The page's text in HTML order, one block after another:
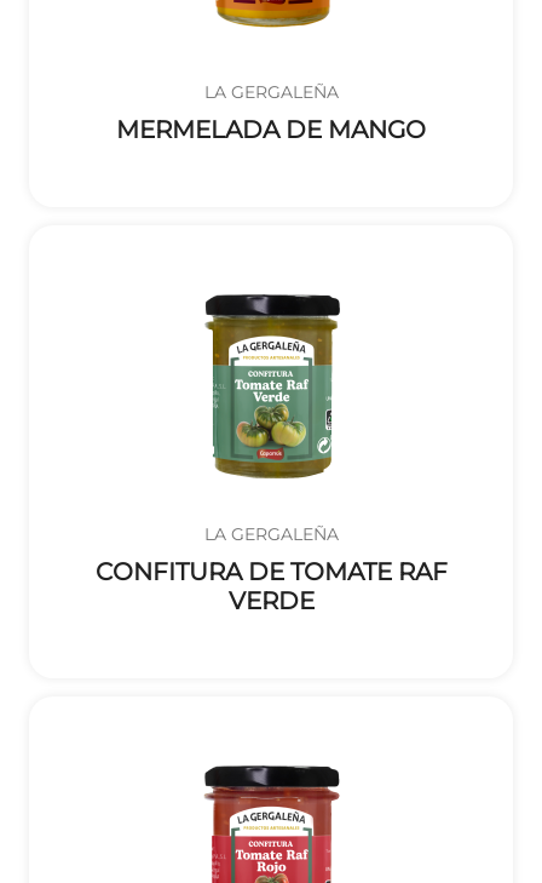
LA GERGALEÑA
MERMELADA DE MANGO
LA GERGALEÑA
CONFITURA DE TOMATE RAF
VERDE